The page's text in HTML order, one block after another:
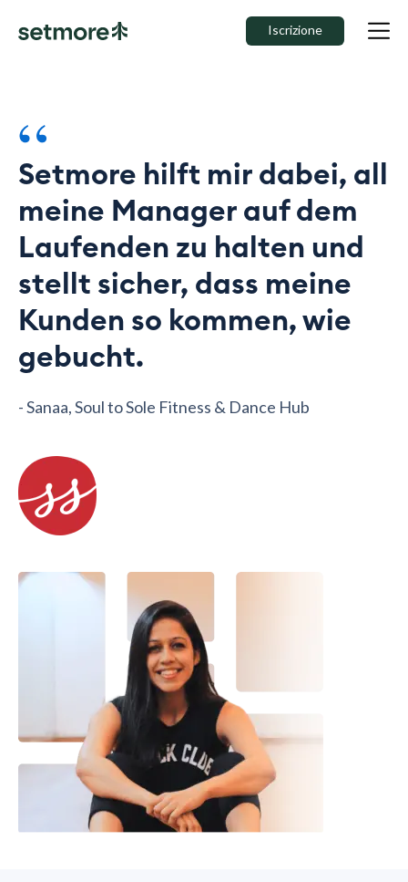
Iscrizione
“
Setmore hilft mir dabei, all
meine Manager auf dem
Laufenden zu halten und
stellt sicher, dass meine
Kunden so kommen, wie
gebucht.
- Sanaa, Soul to Sole Fitness & Dance Hub